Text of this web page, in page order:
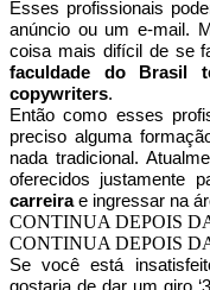
Esses profissionais
anúncio ou um e-mail.
coisa mais difícil de se
faculdade do Brasil
copywriters.
Então como esses
preciso alguma
nada tradicional.
oferecidos justamente
carreirae ingressar na
CONTINUA DEPOIS
CONTINUA DEPOIS
Se você está